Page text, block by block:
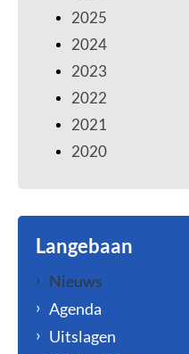
2025
2024
2023
2022
2021
2020
Langebaan
Nieuws
Agenda
Uitslagen